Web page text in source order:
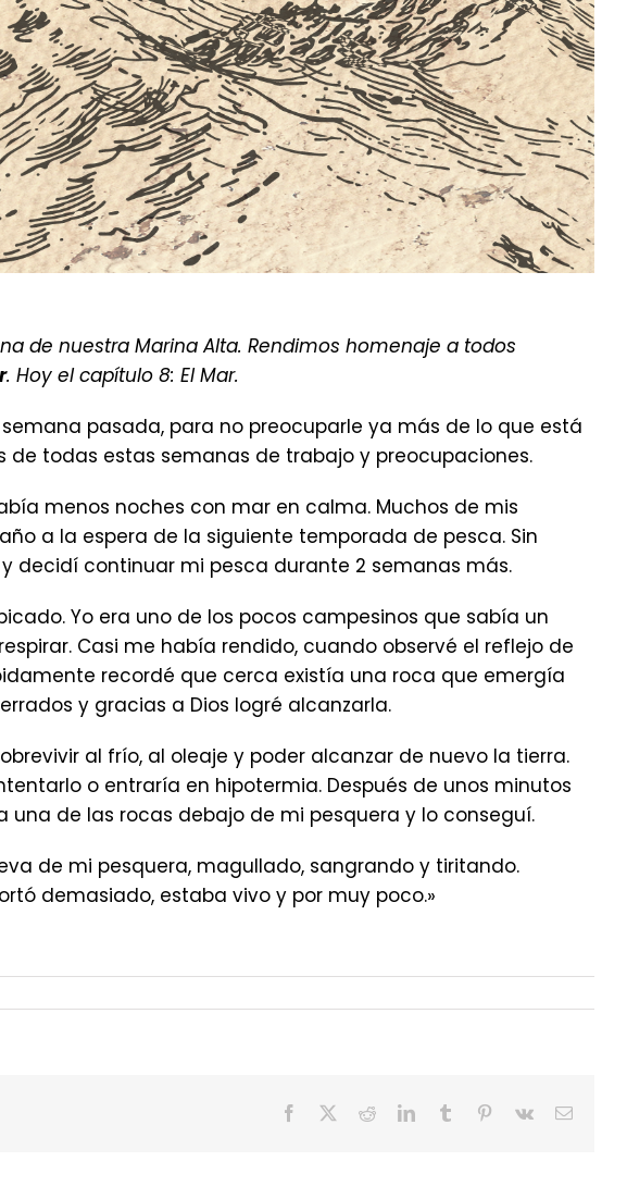
de nuestra Marina Alta. Rendimos homenaje a todos
. Hoy el capítulo 8: El Mar.
pasada, para no preocuparle ya más de lo que está
todas estas semanas de trabajo y preocupaciones.
menos noches con mar en calma. Muchos de mis
a la espera de la siguiente temporada de pesca. Sin
decidí continuar mi pesca durante 2 semanas más.
Yo era uno de los pocos campesinos que sabía un
Casi me había rendido, cuando observé el reflejo de
recordé que cerca existía una roca que emergía
y gracias a Dios logré alcanzarla.
al frío, al oleaje y poder alcanzar de nuevo la tierra.
o entraría en hipotermia. Después de unos minutos
de las rocas debajo de mi pesquera y lo conseguí.
de mi pesquera, magullado, sangrando y tiritando.
demasiado, estaba vivo y por muy poco.»
Facebook RedditLinkedInTumblr Pinterest
Vk
Correo